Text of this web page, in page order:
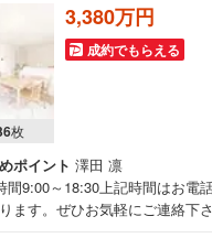
枚
3,380万円
成約でもらえる
ポイント 澤田 凛
間9:00～18:30上記時間はお電
ます。ぜひお気軽にご連絡下